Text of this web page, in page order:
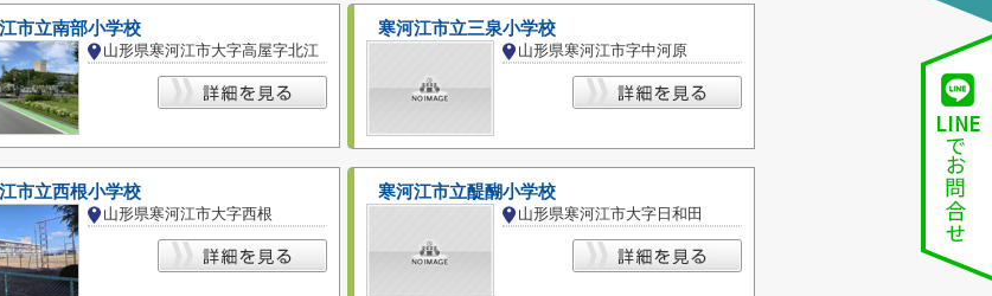
市立南部小学校
山形県寒河江市大字高屋字北江
寒河江市立三泉小学校
山形県寒河江市字中河原
市立西根小学校
山形県寒河江市大字西根
寒河江市立醍醐小学校
山形県寒河江市大字日和田